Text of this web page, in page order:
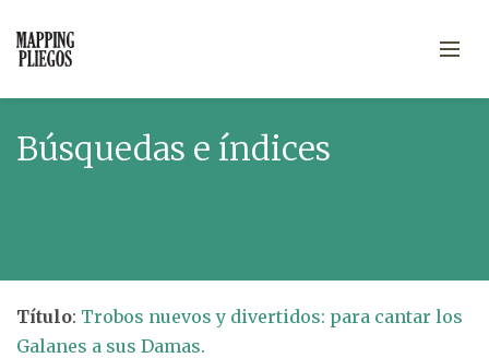
Búsquedas e índices
Título: Trobos nuevos y divertidos: para cantar los
Galanes a sus Damas.